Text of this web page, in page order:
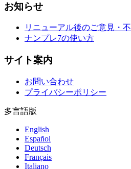
お知らせ
リニューアル後のご意見・
ナンプレ7の使い方
サイト案内
お問い合わせ
プライバシーポリシー
多言語版
English
Español
Deutsch
Français
Italiano